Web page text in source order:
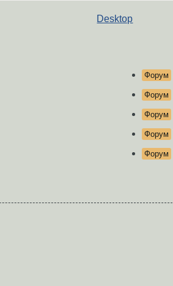
Desktop
Форум
Форум
Форум
Форум
Форум